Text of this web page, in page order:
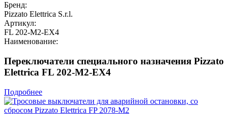
Бренд:
Pizzato Elettrica S.r.l.
Артикул:
FL 202-M2-EX4
Наименование:
Переключатели специального назначения Pizzato
Elettrica FL 202-M2-EX4
Подробнее